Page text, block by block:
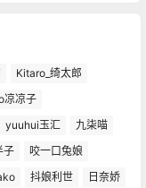
Kitaro_绮太郎
凉凉子
yuuhui玉汇
九柒喵
子
咬一口兔娘
抖娘利世
日奈娇